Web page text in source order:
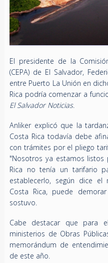
El presidente de la
(CEPA) de El Salvador,
entre Puerto La Unión en
Rica podría comenzar a
El Salvador Noticias.
Anliker explicó que la
Costa Rica todavía debe
con trámites por el pliego
"Nosotros ya estamos
Rica no tenía un tarifario
establecerlo, según dice
Costa Rica, puede
sostuvo.
Cabe destacar que para
ministerios de Obras
memorándum de
de este año.